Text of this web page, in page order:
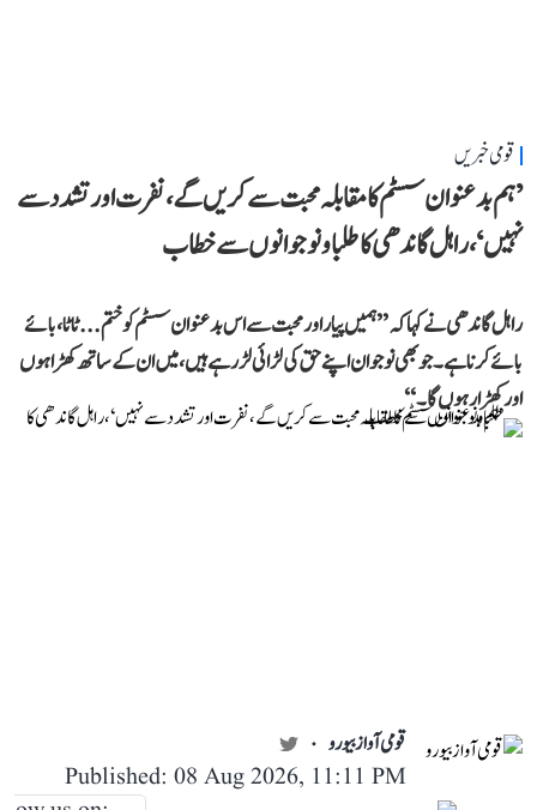
قومی خبریں
’ہم بدعنوان سسٹم کا مقابلہ محبت سے کریں گے، نفرت اور تشدد سے
نہیں‘، راہل گاندھی کا طلبا و نوجوانوں سے خطاب
راہل گاندھی نے کہا کہ ’’ہمیں پیار اور محبت سے اس بدعنوان سسٹم کو ختم... ٹاٹا، بائے
بائے کرنا ہے۔ جو بھی نوجوان اپنے حق کی لڑائی لڑ رہے ہیں، میں ان کے ساتھ کھڑا ہوں
اور کھڑا رہوں گا۔‘‘
قومی آواز بیورو
Published: 08 Aug 2026, 11:11 PM